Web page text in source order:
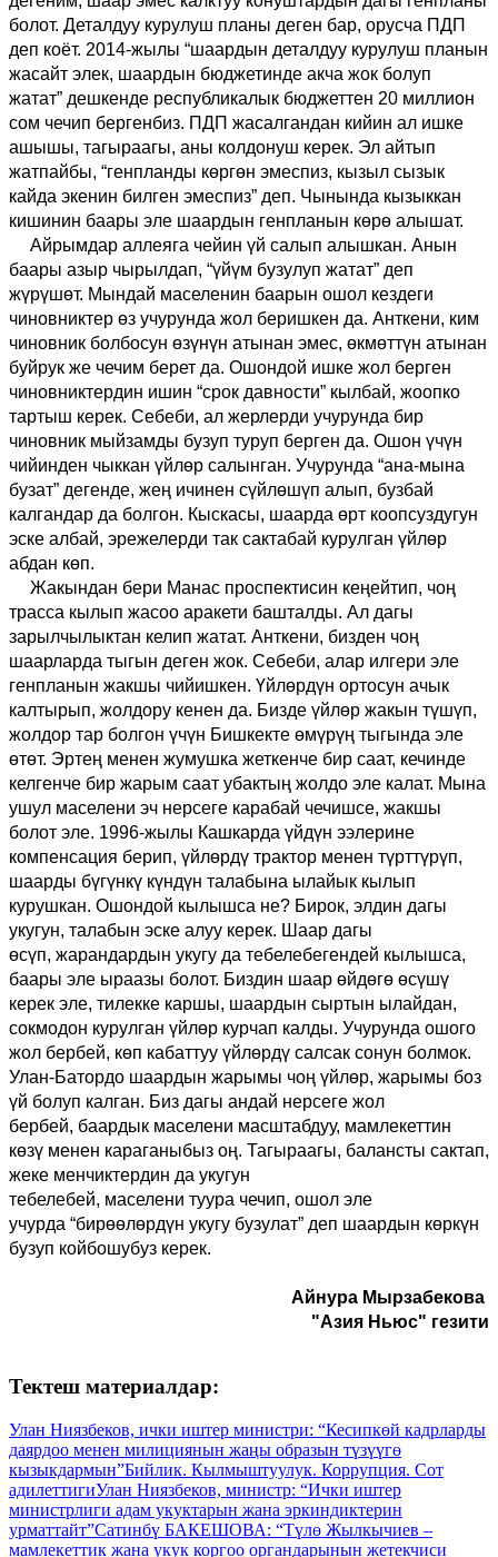
болот. Деталдуу курулуш планы деген бар, орусча ПДП
деп коёт. 2014-жылы “шаардын деталдуу курулуш планын
жасайт элек, шаардын бюджетинде акча жок болуп
жатат” дешкенде республикалык бюджеттен 20 миллион
сом чечип бергенбиз. ПДП жасалгандан кийин ал ишке
ашышы, тагыраагы, аны колдонуш керек. Эл айтып
жатпайбы, “генпланды көргөн эмеспиз, кызыл сызык
кайда экенин билген эмеспиз” деп. Чынында кызыккан
кишинин баары эле шаардын генпланын көрө алышат.
Айрымдар аллеяга чейин үй салып алышкан. Анын
баары азыр чырылдап, “үйүм бузулуп жатат” деп
жүрүшөт. Мындай маселенин баарын ошол кездеги
чиновниктер өз учурунда жол беришкен да. Анткени, ким
чиновник болбосун өзүнүн атынан эмес, өкмөттүн атынан
буйрук же чечим берет да. Ошондой ишке жол берген
чиновниктердин ишин “срок давности” кылбай, жоопко
тартыш керек. Себеби, ал жерлерди учурунда бир
чиновник мыйзамды бузуп туруп берген да. Ошон үчүн
чийинден чыккан үйлөр салынган. Учурунда “ана-мына
бузат” дегенде, жең ичинен сүйлөшүп алып, бузбай
калгандар да болгон. Кыскасы, шаарда өрт коопсуздугун
эске албай, эрежелерди так сактабай курулган үйлөр
абдан көп.
Жакындан бери Манас проспектисин кеңейтип, чоң
трасса кылып жасоо аракети башталды. Ал дагы
зарылчылыктан келип жатат. Анткени, бизден чоң
шаарларда тыгын деген жок. Себеби, алар илгери эле
генпланын жакшы чийишкен. Үйлөрдүн ортосун ачык
калтырып, жолдору кенен да. Бизде үйлөр жакын түшүп,
жолдор тар болгон үчүн Бишкекте өмүрүң тыгында эле
өтөт. Эртең менен жумушка жеткенче бир саат, кечинде
келгенче бир жарым саат убактың жолдо эле калат. Мына
ушул маселени эч нерсеге карабай чечишсе, жакшы
болот эле. 1996-жылы Кашкарда үйдүн ээлерине
компенсация берип, үйлөрдү трактор менен түрттүрүп,
шаарды бүгүнкү күндүн талабына ылайык кылып
курушкан. Ошондой кылышса не? Бирок, элдин дагы
укугун, талабын эске алуу керек. Шаар дагы
өсүп, жарандардын укугу да тебелебегендей кылышса,
баары эле ыраазы болот. Биздин шаар өйдөгө өсүшү
керек эле, тилекке каршы, шаардын сыртын ылайдан,
сокмодон курулган үйлөр курчап калды. Учурунда ошого
жол бербей, көп кабаттуу үйлөрдү салсак сонун болмок.
Улан-Батордо шаардын жарымы чоң үйлөр, жарымы боз
үй болуп калган. Биз дагы андай нерсеге жол
бербей, баардык маселени масштабдуу, мамлекеттин
көзү менен караганыбыз оң. Тагыраагы, балансты сактап,
жеке менчиктердин да укугун
тебелебей, маселени туура чечип, ошол эле
учурда “бирөөлөрдүн укугу бузулат” деп шаардын көркүн
бузуп койбошубуз керек.
Айнура Мырзабекова
"Азия Ньюс" гезити
Тектеш материалдар:
Улан Ниязбеков, ички иштер министри: “Кесипкөй кадрларды
даярдоо менен милициянын жаңы образын түзүүгө
кызыкдармын”Бийлик. Кылмыштуулук. Коррупция. Сот
адилеттигиУлан Ниязбеков, министр: “Ички иштер
министрлиги адам укуктарын жана эркиндиктерин
урматтайт”Сатинбү БАКЕШОВА: “Түлө Жылкычиев –
мамлекеттик жана укук коргоо органдарынын жетекчиси